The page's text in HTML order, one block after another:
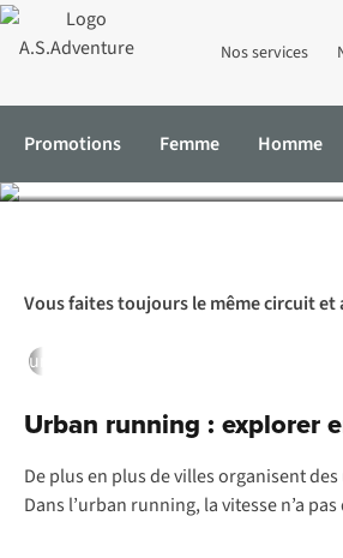
Nos services
Promotions Femme Homme
Accueil Expertise & Conseils Courir de
Vous faites toujours le même circuit et
urban running
Urban running : explorer
De plus en plus de villes organisent des
Dans l’urban running, la vitesse n’a